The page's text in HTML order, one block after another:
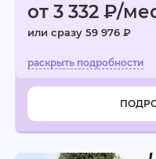
от 3 332 ₽/
или сразу 59 976 ₽